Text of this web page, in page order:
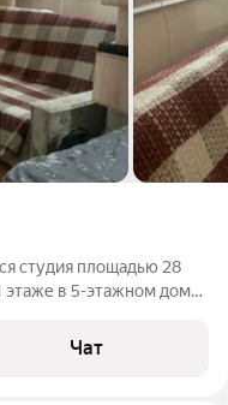
студия площадью 28
этаже в 5-этажном доме
Чат